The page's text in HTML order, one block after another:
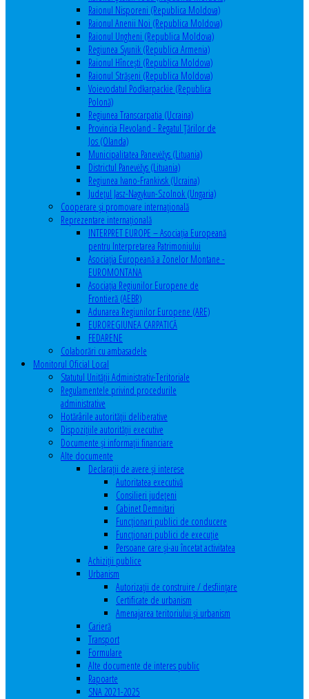
Raionul Nisporeni (Republica Moldova)
Raionul Anenii Noi (Republica Moldova)
Raionul Ungheni (Republica Moldova)
Regiunea Syunik (Republica Armenia)
Raionul Hîncești (Republica Moldova)
Raionul Străşeni (Republica Moldova)
Voievodatul Podkarpackie (Republica
Polonă)
Regiunea Transcarpatia (Ucraina)
Provincia Flevoland - Regatul Ţărilor de
Jos (Olanda)
Municipalitatea Panevėžys (Lituania)
Districtul Panevėžys (Lituania)
Regiunea Ivano-Frankivsk (Ucraina)
Judeţul Jasz-Nagykun-Szolnok (Ungaria)
Cooperare şi promovare internaţională
Reprezentare internaţională
INTERPRET EUROPE – Asociația Europeană
pentru Interpretarea Patrimoniului
Asociația Europeană a Zonelor Montane -
EUROMONTANA
Asociația Regiunilor Europene de
Frontieră (AEBR)
Adunarea Regiunilor Europene (ARE)
EUROREGIUNEA CARPATICĂ
FEDARENE
Colaborări cu ambasadele
Monitorul Oficial Local
Statutul Unităţii Administrativ-Teritoriale
Regulamentele privind procedurile
administrative
Hotărârile autorităţii deliberative
Dispoziţiile autorităţii executive
Documente şi informaţii financiare
Alte documente
Declaraţii de avere şi interese
Autoritatea executivă
Consilieri judeţeni
Cabinet Demnitari
Funcţionari publici de conducere
Funcționari publici de execuție
Persoane care şi-au încetat activitatea
Achiziţii publice
Urbanism
Autorizații de construire / desființare
Certificate de urbanism
Amenajarea teritoriului şi urbanism
Carieră
Transport
Formulare
Alte documente de interes public
Rapoarte
SNA 2021-2025